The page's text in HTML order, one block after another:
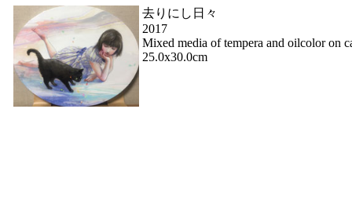
去りにし日々
2017
Mixed media of tempera and oilcolor on
25.0x30.0cm